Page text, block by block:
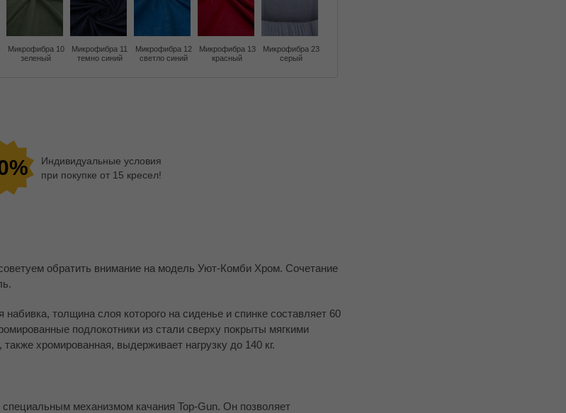
Микрофибра 10
зеленый
Микрофибра 11
темно синий
Микрофибра 12
светло синий
Микрофибра 13
красный
Микрофибра 23
серый
Индивидуальные условия
при покупке от 15 кресел!
обратить внимание на модель Уют-Комби Хром. Сочетание
толщина слоя которого на сиденье и спинке составляет 60
подлокотники из стали сверху покрыты мягкими
хромированная, выдерживает нагрузку до 140 кг.
механизмом качания Top-Gun. Он позволяет